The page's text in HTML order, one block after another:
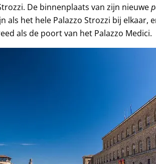
De binnenplaats van zijn nieuwe
als het hele Palazzo Strozzi bij elkaar,
als de poort van het Palazzo Medici.